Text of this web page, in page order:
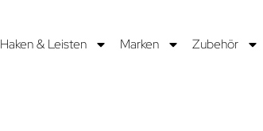
Haken & Leisten Marken Zubehör